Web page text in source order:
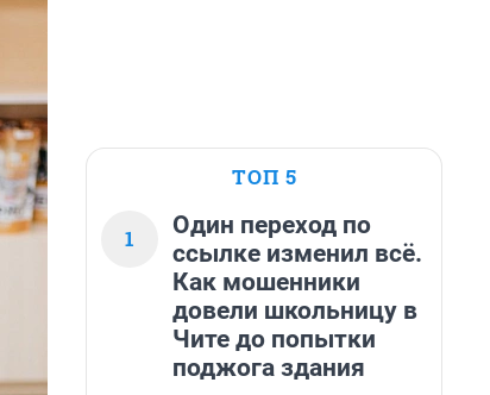
ТОП 5
1
Один переход по
ссылке изменил всё.
Как мошенники
довели школьницу в
Чите до попытки
поджога здания